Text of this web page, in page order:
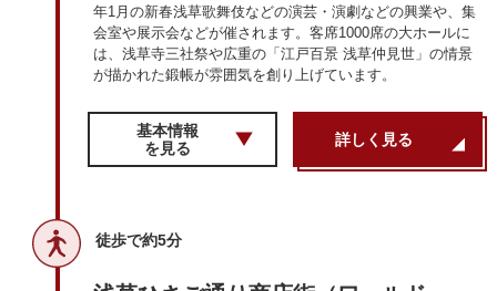
年1月の新春浅草歌舞伎などの演芸・演劇などの興業や、集
会室や展示会などが催されます。客席1000席の大ホールに
は、浅草寺三社祭や広重の「江戸百景 浅草仲見世」の情景
が描かれた鍛帳が雰囲気を創り上げています。
基本情報
を見る
詳しく見る
徒歩で約5分